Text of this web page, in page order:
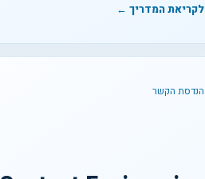
לקריאת המדריך ←
הנדסת הקשר